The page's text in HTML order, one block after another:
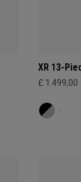
XR 13-
£ 1.499,00